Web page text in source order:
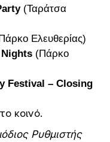
(Ταράτσα
Ελευθερίας)
Nights (Πάρκο
Festival – Closing
κοινό.
Ρυθμιστής